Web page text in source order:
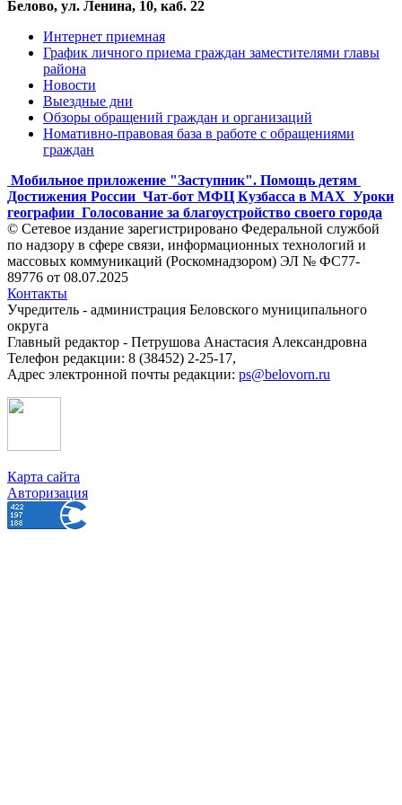
Белово, ул. Ленина, 10, каб. 22
Интернет приемная
График личного приема граждан заместителями главы
района
Новости
Выездные дни
Обзоры обращений граждан и организаций
Номативно-правовая база в работе с обращениями
граждан
Мобильное приложение "Заступник". Помощь детям
Достижения России Чат-бот МФЦ Кузбасса в MAX Уроки
географии Голосование за благоустройство своего города
© Сетевое издание зарегистрировано Федеральной службой
по надзору в сфере связи, информационных технологий и
массовых коммуникаций (Роскомнадзором) ЭЛ № ФС77-
89776 от 08.07.2025
Контакты
Учредитель - администрация Беловского муниципального
округа
Главный редактор - Петрушова Анастасия Александровна
Телефон редакции: 8 (38452) 2-25-17,
Адрес электронной почты редакции: ps@belovorn.ru
Карта сайта
Авторизация